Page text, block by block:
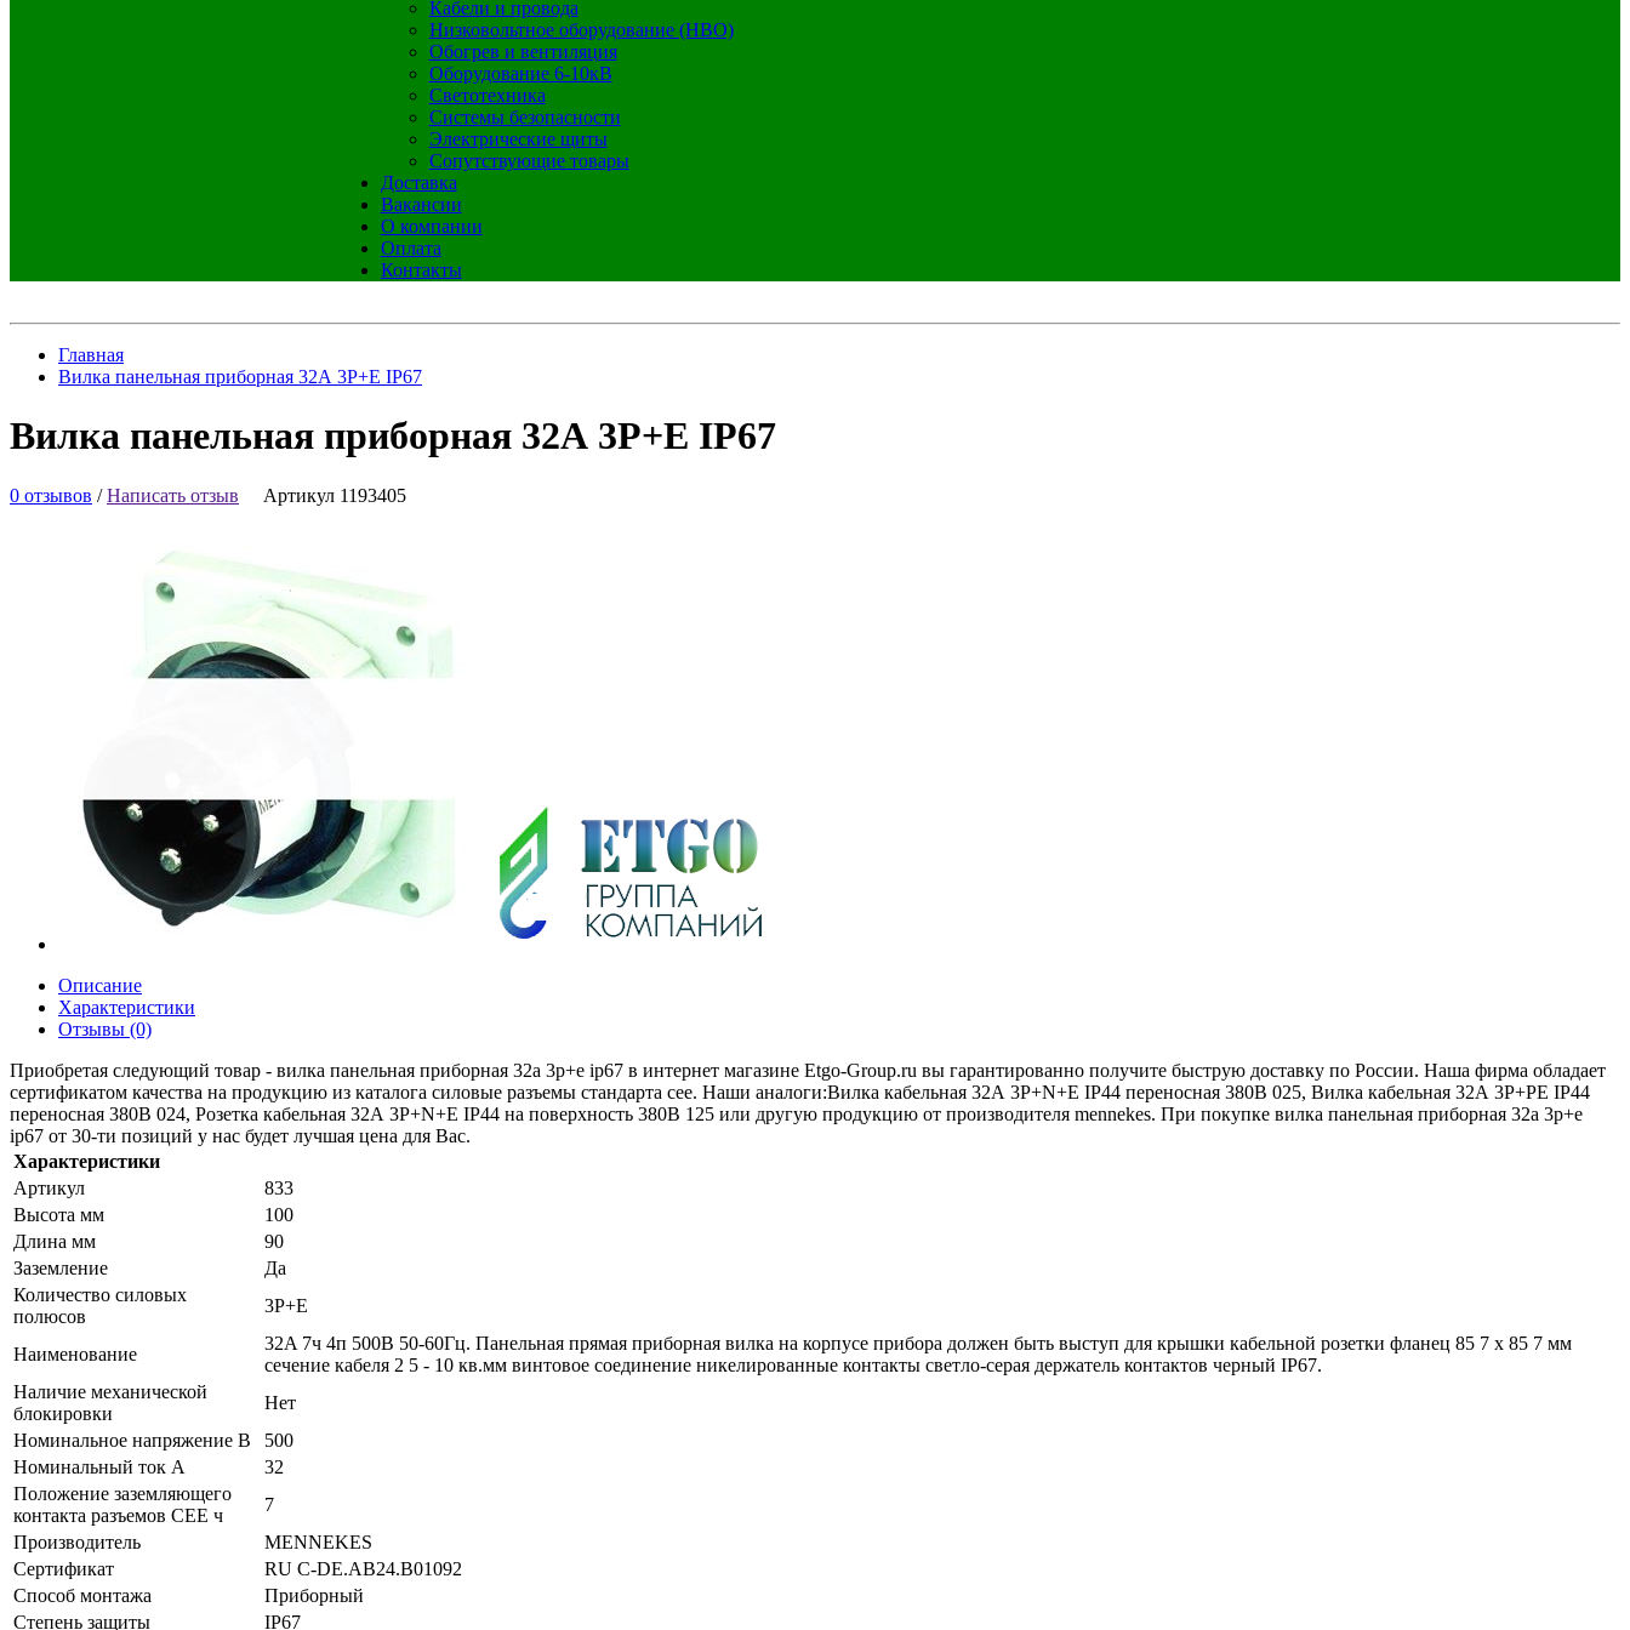
Кабели и провода
Низковольтное оборудование (НВО)
Обогрев и вентиляция
Оборудование 6-10кВ
Светотехника
Системы безопасности
Электрические щиты
Сопутствующие товары
Доставка
Вакансии
О компании
Оплата
Контакты
Главная
Вилка панельная приборная 32А 3Р+E IP67
Вилка панельная приборная 32А 3Р+E IP67
0 отзывов /Написать отзыв Артикул 1193405
Описание
Характеристики
Отзывы (0)
Приобретая следующий товар - вилка панельная приборная 32а 3р+e ip67 в интернет магазине Etgo-Group.ru вы гарантированно получите быструю доставку по России. Наша фирма обладает
сертификатом качества на продукцию из каталога силовые разъемы стандарта cee. Наши аналоги:Вилка кабельная 32А 3Р+N+Е IР44 переносная 380В 025, Вилка кабельная 32А 3Р+PE IР44
переносная 380В 024, Розетка кабельная 32А 3Р+N+Е IР44 на поверхность 380В 125 или другую продукцию от производителя mennekes. При покупке вилка панельная приборная 32а 3р+e
ip67 от 30-ти позиций у нас будет лучшая цена для Вас.
Характеристики
Артикул
833
Высота мм
100
Длина мм
90
Заземление
Да
Количество силовых
полюсов
3P+E
Наименование
32A 7ч 4п 500B 50-60Гц. Панельная прямая приборная вилка на корпусе прибора должен быть выступ для крышки кабельной розетки фланец 85 7 х 85 7 мм
сечение кабеля 2 5 - 10 кв.мм винтовое соединение никелированные контакты светло-серая держатель контактов черный IP67.
Наличие механической
блокировки
Нет
Номинальное напряжение В
500
Номинальный ток А
32
Положение заземляющего
контакта разъемов CEE ч
7
Производитель
MENNEKES
Сертификат
RU C-DE.AB24.B01092
Способ монтажа
Приборный
Степень защиты
IP67